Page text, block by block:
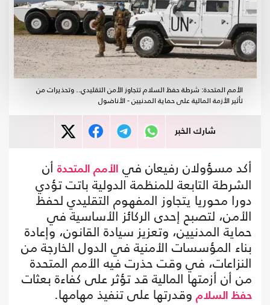
الأمم المتحدة: شرطة حفظ السلام تتجاوز الأمن التقليدي.. وتحذيرات من
تأثير الأزمة المالية على حماية المدنيين - الأناضول
شارك الخبر
أكد مسؤولان رفيعان في الأمم المتحدة أن
الشرطة التابعة للمنظمة الدولية باتت تؤدي
دورا محوريا يتجاوز المفهوم التقليدي لحفظ
الأمن، لتصبح إحدى الركائز الأساسية في
حماية المدنيين، وتعزيز سيادة القانون، وإعادة
بناء المؤسسات الأمنية في الدول الخارجة من
النزاعات، في وقت حذرت فيه الأمم المتحدة
من أن أزمتها المالية قد تؤثر على كفاءة بعثات
حفظ السلام وقدرتها على تنفيذ مهامها.